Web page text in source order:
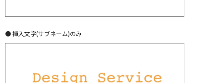
● 挿入文字(サブネーム)のみ